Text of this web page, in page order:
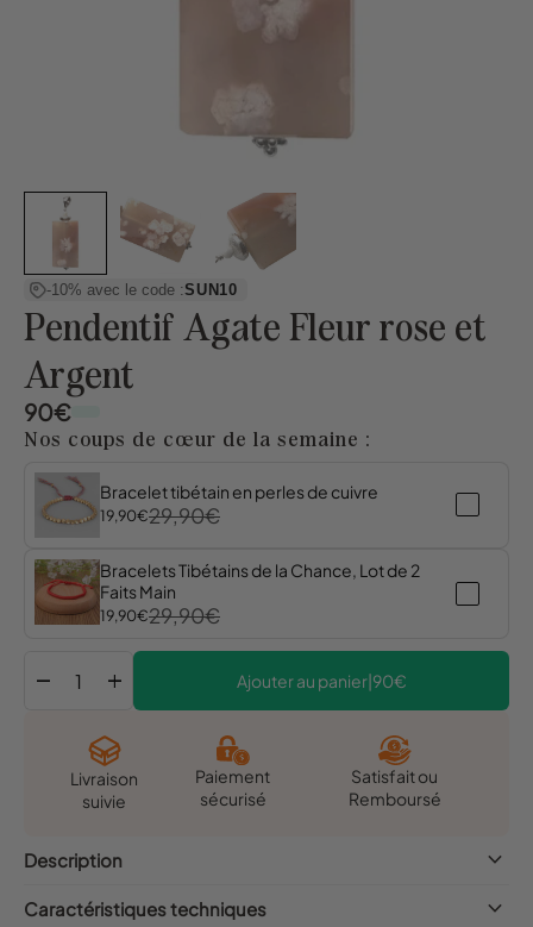
-10% avec le code :SUN10
Pendentif Agate Fleur rose et
Argent
90€
Nos coups de cœur de la semaine :
Bracelet tibétain en perles de cuivre
19,90€29,90€
Bracelets Tibétains de la Chance, Lot de 2
Faits Main
19,90€29,90€
remove add Ajouter au panier|90€
Livraison
suivie
Paiement
sécurisé
Satisfait ou
Remboursé
Description keyboard_arrow_down
Caractéristiques techniques keyboard_arrow_down